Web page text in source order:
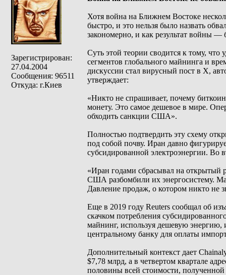
Зарегистрирован:
27.04.2004
Сообщения: 96511
Откуда: г.Киев
Хотя война на Ближнем Востоке
быстро, и это нельзя было назвать
закономерно, и как результат войны —
Суть этой теории сводится к тому,
сегментов глобального майнинга и
дискуссии стал вирусный пост в X,
утверждает:
«Никто не спрашивает, почему
монету. Это самое дешевое в мире.
обходить санкции США».
Полностью подтвердить эту схему
под собой почву. Иран давно
субсидированной электроэнергии. Во
«Иран годами сбрасывал на открытый
США разбомбили их энергосистему.
Давление продаж, о котором никто не
Еще в 2019 году Reuters сообщал об
скачком потребления
майнинг, используя дешевую
центральному банку для оплаты
Дополнительный контекст дает
$7,78 млрд, а в четвертом квартале
половины всей стоимости,